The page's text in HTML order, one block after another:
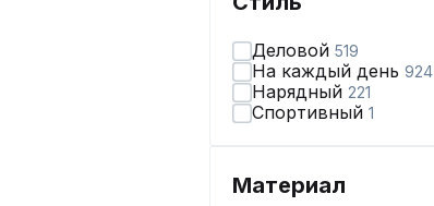
Деловой 519
На каждый день 924
Нарядный 221
Спортивный 1
Материал